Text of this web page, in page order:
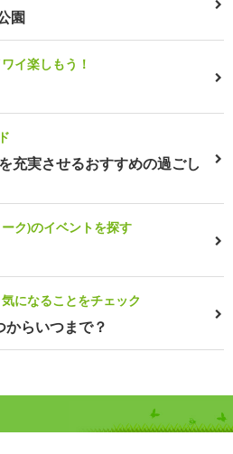
園
イ楽しもう！
充実させるおすすめの過ごし
ク)のイベントを探す
になることをチェック
らいつまで？